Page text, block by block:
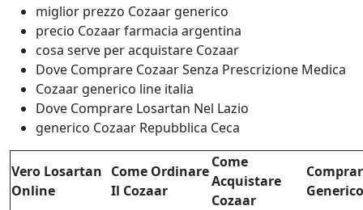
miglior prezzo Cozaar generico
precio Cozaar farmacia argentina
cosa serve per acquistare Cozaar
Dove Comprare Cozaar Senza Prescrizione Medica
Cozaar generico line italia
Dove Comprare Losartan Nel Lazio
generico Cozaar Repubblica Ceca
Vero Losartan
Online
Come Ordinare
Il Cozaar
Come
Acquistare
Cozaar